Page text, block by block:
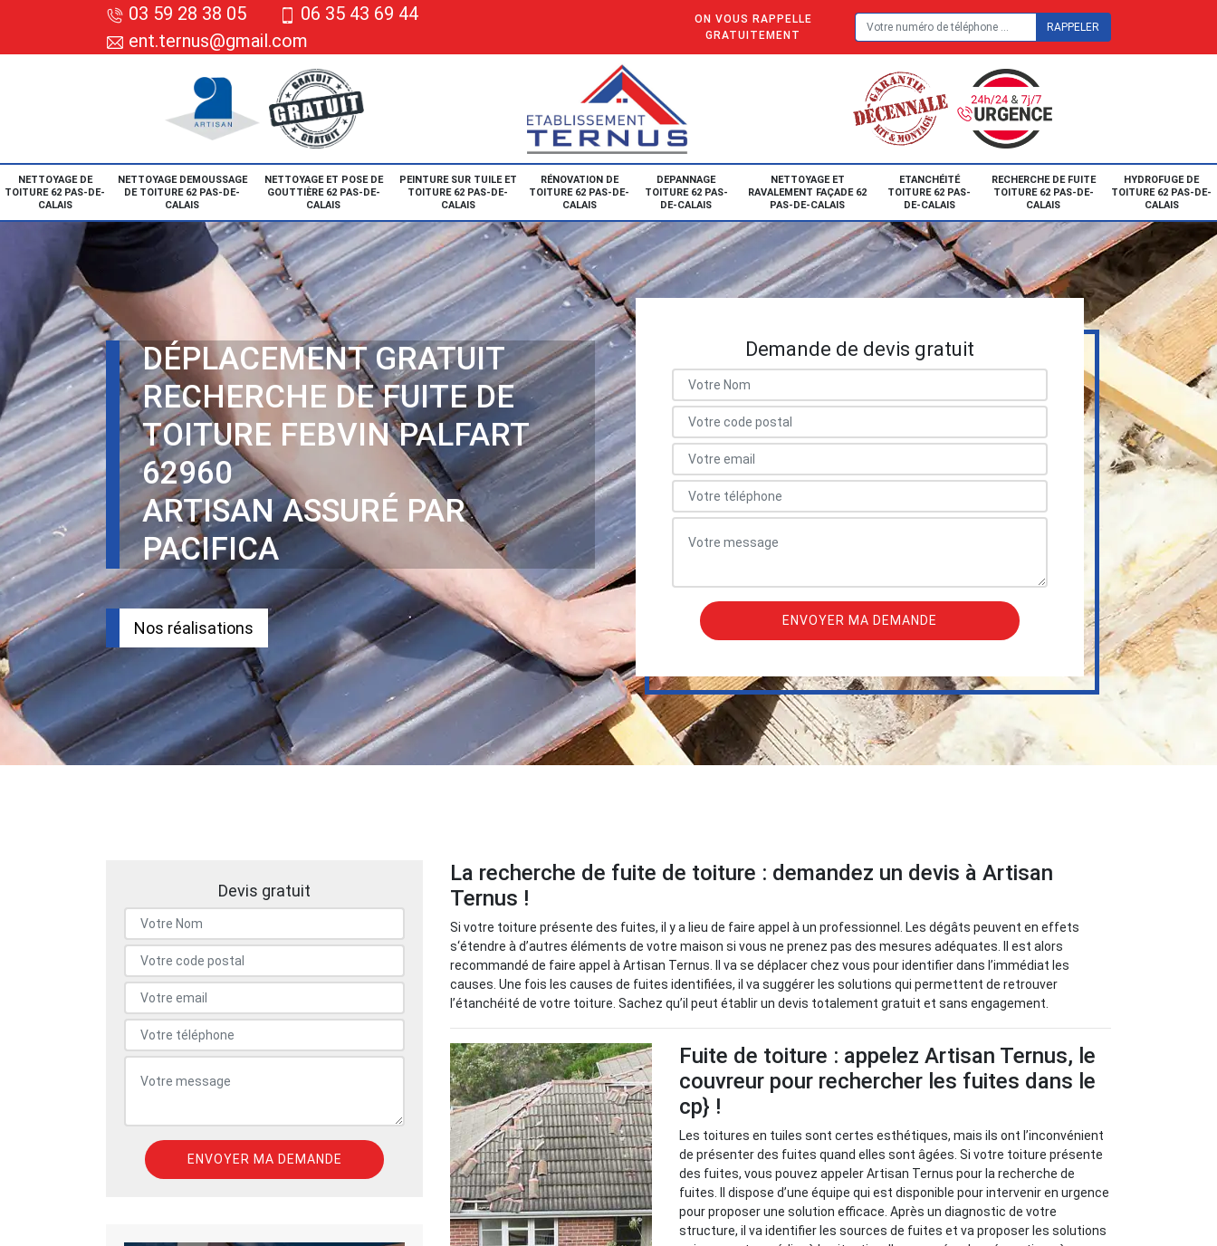
03 59 28 38 05
06 35 43 69 44
ent.ternus@gmail.com
ON VOUS RAPPELLE
GRATUITEMENT
NETTOYAGE DE
TOITURE 62 PAS-DE-
CALAIS
NETTOYAGE DEMOUSSAGE
DE TOITURE 62 PAS-DE-
CALAIS
NETTOYAGE ET POSE DE
GOUTTIÈRE 62 PAS-DE-
CALAIS
PEINTURE SUR TUILE ET
TOITURE 62 PAS-DE-
CALAIS
RÉNOVATION DE
TOITURE 62 PAS-DE-
CALAIS
DEPANNAGE
TOITURE 62 PAS-
DE-CALAIS
NETTOYAGE ET
RAVALEMENT FAÇADE 62
PAS-DE-CALAIS
ETANCHÉITÉ
TOITURE 62 PAS-
DE-CALAIS
RECHERCHE DE FUITE
TOITURE 62 PAS-DE-
CALAIS
HYDROFUGE DE
TOITURE 62 PAS-DE-
CALAIS
DÉPLACEMENT GRATUIT
RECHERCHE DE FUITE DE
TOITURE FEBVIN PALFART
62960
ARTISAN ASSURÉ PAR
PACIFICA
Nos réalisations
Demande de devis gratuit
Devis gratuit
La recherche de fuite de toiture : demandez un devis à Artisan
Ternus !
Si votre toiture présente des fuites, il y a lieu de faire appel à un professionnel. Les dégâts peuvent en effets
s‘étendre à d’autres éléments de votre maison si vous ne prenez pas des mesures adéquates. Il est alors
recommandé de faire appel à Artisan Ternus. Il va se déplacer chez vous pour identifier dans l’immédiat les
causes. Une fois les causes de fuites identifiées, il va suggérer les solutions qui permettent de retrouver
l’étanchéité de votre toiture. Sachez qu’il peut établir un devis totalement gratuit et sans engagement.
Fuite de toiture : appelez Artisan Ternus, le
couvreur pour rechercher les fuites dans le
cp} !
Les toitures en tuiles sont certes esthétiques, mais ils ont l’inconvénient
de présenter des fuites quand elles sont âgées. Si votre toiture présente
des fuites, vous pouvez appeler Artisan Ternus pour la recherche de
fuites. Il dispose d’une équipe qui est disponible pour intervenir en urgence
pour proposer une solution efficace. Après un diagnostic de votre
structure, il va identifier les sources de fuites et va proposer les solutions